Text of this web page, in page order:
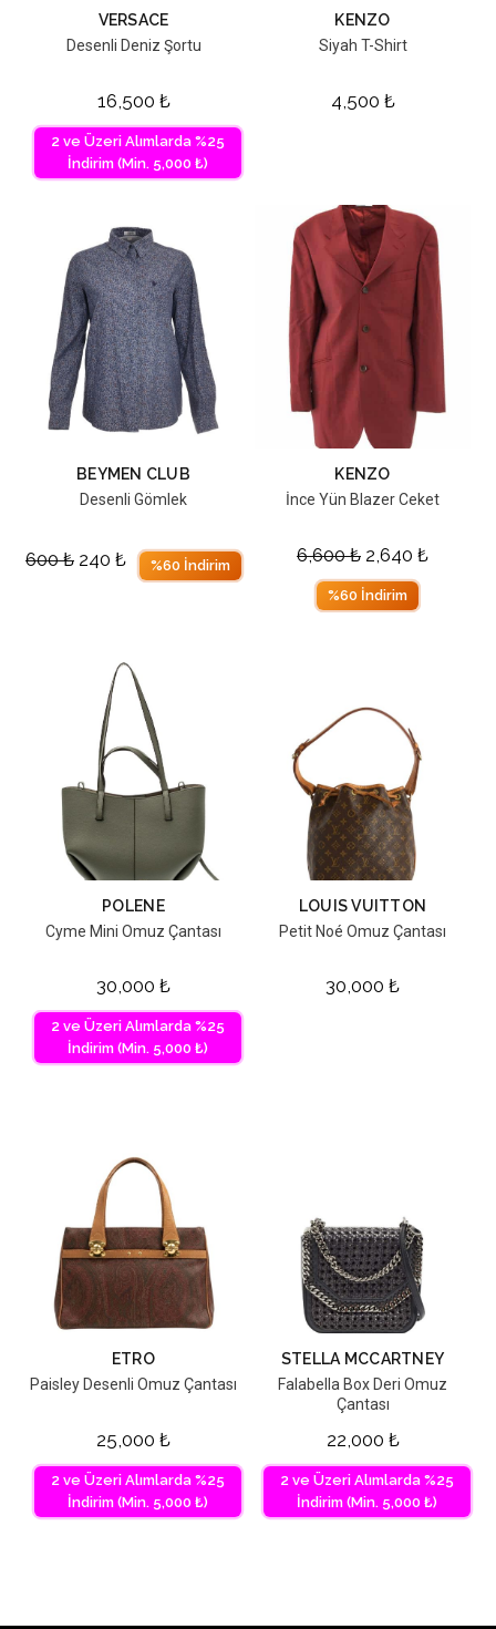
VERSACE
Desenli Deniz Şortu
16,500 ₺
2 ve Üzeri Alımlarda %25
İndirim (Min. 5,000 ₺)
KENZO
Siyah T-Shirt
4,500 ₺
BEYMEN CLUB
Desenli Gömlek
600₺ 240 ₺ %60 İndirim
KENZO
İnce Yün Blazer Ceket
6,600₺ 2,640 ₺
%60 İndirim
POLENE
Cyme Mini Omuz Çantası
30,000 ₺
2 ve Üzeri Alımlarda %25
İndirim (Min. 5,000 ₺)
LOUIS VUITTON
Petit Noé Omuz Çantası
30,000 ₺
ETRO
Paisley Desenli Omuz Çantası
25,000 ₺
2 ve Üzeri Alımlarda %25
İndirim (Min. 5,000 ₺)
STELLA MCCARTNEY
Falabella Box Deri Omuz
Çantası
22,000 ₺
2 ve Üzeri Alımlarda %25
İndirim (Min. 5,000 ₺)